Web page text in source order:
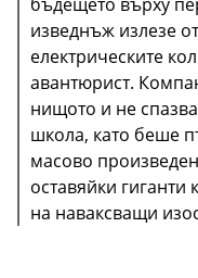
изведнъж излезе
електрическите
авантюрист.
нищото и не
школа, като беше
масово
оставяйки гиганти
на наваксващи